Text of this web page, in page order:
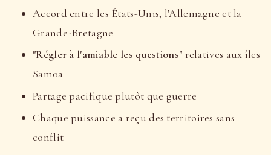
Accord entre les États-Unis, l'Allemagne et la
Grande-Bretagne
"Régler à l'amiable les questions" relatives aux îles
Samoa
Partage pacifique plutôt que guerre
Chaque puissance a reçu des territoires sans
conflit